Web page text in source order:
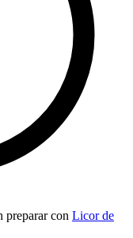
preparar con Licor de